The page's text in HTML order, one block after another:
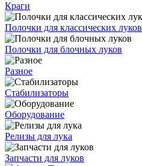
Краги
Полочки для классических луков
Полочки для блочных луков
Разное
Стабилизаторы
Оборудование
Релизы для лука
Запчасти для луков